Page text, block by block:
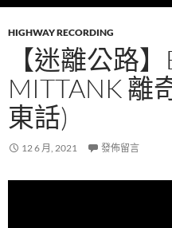
HIGHWAY RECORDING
【迷離公路
MITTANK 離
東話)
12 6 月, 2021 發佈留言